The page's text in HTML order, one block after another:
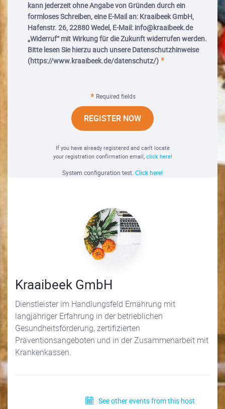
kann jederzeit ohne Angabe von Gründen durch ein
formloses Schreiben, eine E-Mail an: Kraaibeek GmbH,
Hafenstr. 26, 22880 Wedel, E-Mail: info@kraaibeek.de
„Widerruf“ mit Wirkung für die Zukunft widerrufen werden.
Bitte lesen Sie hierzu auch unsere Datenschutzhinweise
(https://www.kraaibeek.de/datenschutz/)
Required fields
REGISTER NOW
If you have already registered and can't locate
your registration confirmation email, click here!
System configuration test. Click here!
Kraaibeek GmbH
Dienstleister im Handlungsfeld Ernährung mit
langjähriger Erfahrung in der betrieblichen
Gesundheitsförderung, zertifizierten
Präventionsangeboten und in der Zusammenarbeit mit
Krankenkassen.
See other events from this host